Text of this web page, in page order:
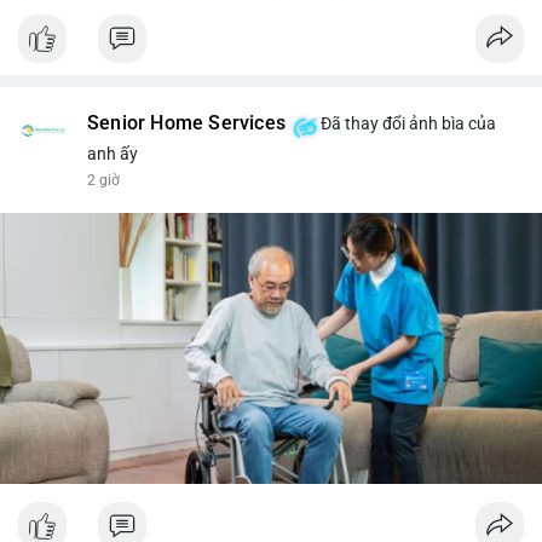
Senior Home Services
Đã thay đổi ảnh bìa của
anh ấy
2 giờ